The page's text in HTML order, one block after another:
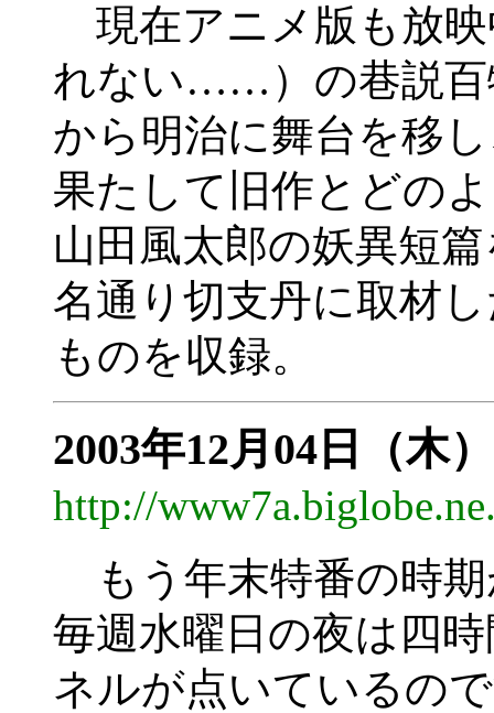
現在アニメ版も放
れない……）の巷説百
から明治に舞台を移
果たして旧作とどの
山田風太郎の妖異短
名通り切支丹に取材
ものを収録。
2003年12月04日（木）
http://
もう年末特番の時
毎週水曜日の夜は四
ネルが点いているの